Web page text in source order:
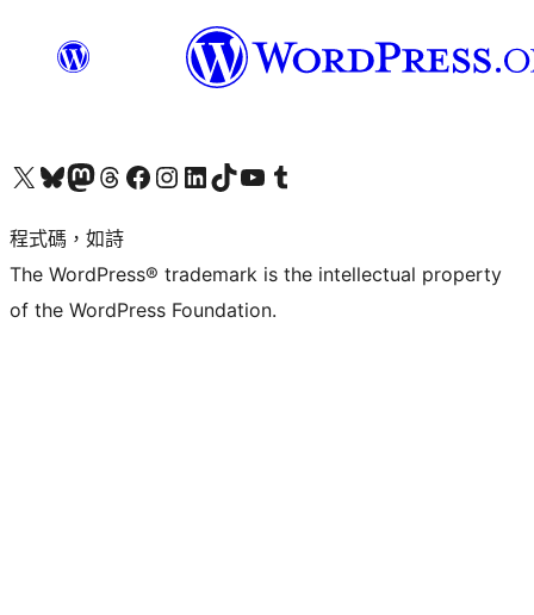
查看我們的 X (之前的 Twitter) 帳號造訪我們的 Bluesky 帳號造訪我們的 Mastodon 帳號造訪我們的 Threads 帳號 造訪我們的 Facebook 粉絲專頁Visit our Instagram account
Visit our LinkedIn account
造訪我們的 TikTok 帳號Visit our YouTube channel
造訪我們的 Tumblr 帳號
程式碼，如詩
The WordPress® trademark is the intellectual property
of the WordPress Foundation.